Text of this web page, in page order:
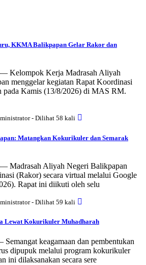
KKMA Balikpapan Gelar Rakor dan
Kelompok Kerja Madrasah Aliyah
menggelar kegiatan Rapat Koordinasi
pada Kamis (13/8/2026) di MAS RM.
- Dilihat 58 kali
Matangkan Kokurikuler dan Semarak
Madrasah Aliyah Negeri Balikpapan
(Rakor) secara virtual melalui Google
Rapat ini diikuti oleh selu
- Dilihat 59 kali
Lewat Kokurikuler Muhadharah
Semangat keagamaan dan pembentukan
dipupuk melalui program kokurikuler
ini dilaksanakan secara sere